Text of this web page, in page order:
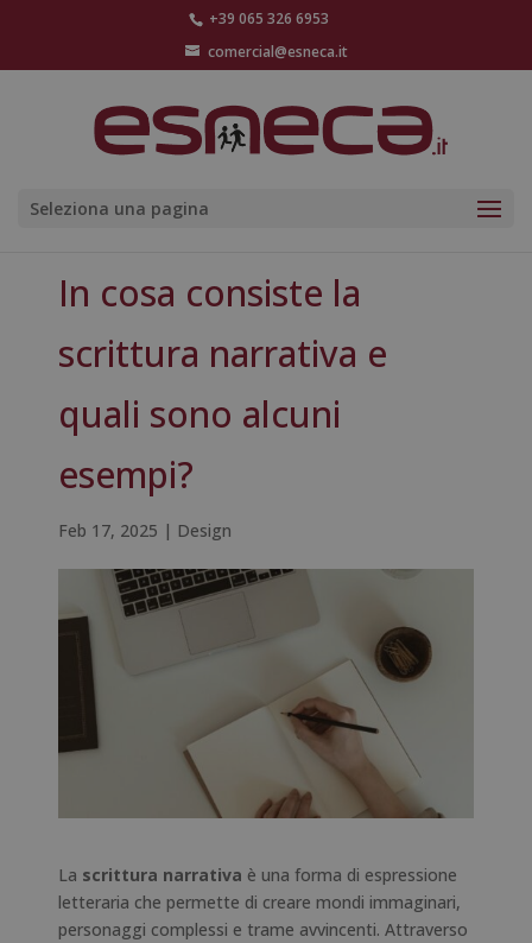
+39 065 326 6953
comercial@esneca.it
Seleziona una pagina
In cosa consiste la
scrittura narrativa e
quali sono alcuni
esempi?
Feb 17, 2025 | Design
La scrittura narrativa è una forma di espressione
letteraria che permette di creare mondi immaginari,
personaggi complessi e trame avvincenti. Attraverso